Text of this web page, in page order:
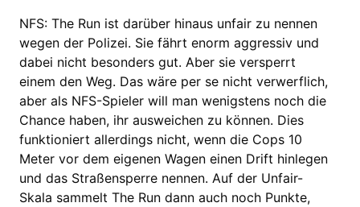
NFS: The Run ist darüber hinaus unfair zu nennen
wegen der Polizei. Sie fährt enorm aggressiv und
dabei nicht besonders gut. Aber sie versperrt
einem den Weg. Das wäre per se nicht verwerflich,
aber als NFS-Spieler will man wenigstens noch die
Chance haben, ihr ausweichen zu können. Dies
funktioniert allerdings nicht, wenn die Cops 10
Meter vor dem eigenen Wagen einen Drift hinlegen
und das Straßensperre nennen. Auf der Unfair-
Skala sammelt The Run dann auch noch Punkte,